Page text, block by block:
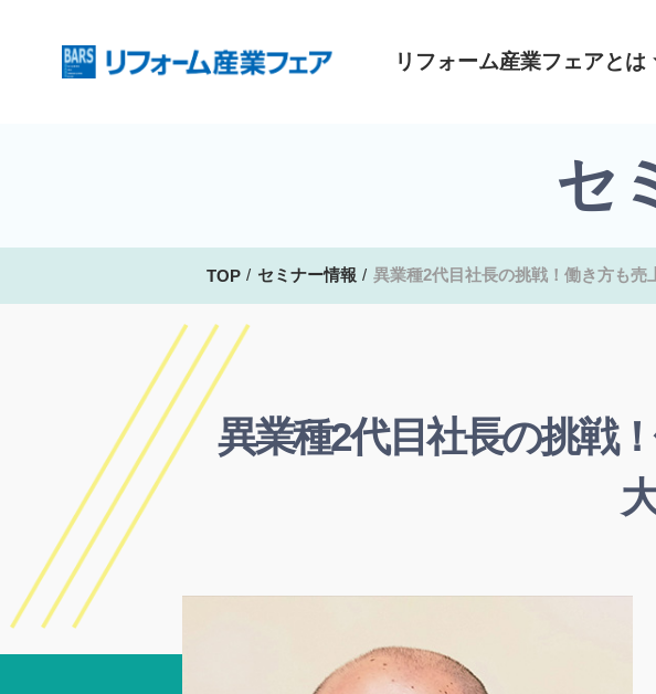
リフォーム産業フェアとは
セ
TOP セミナー情報 異業種2代目社長の挑戦！働き方も
異業種2代目社長の挑戦